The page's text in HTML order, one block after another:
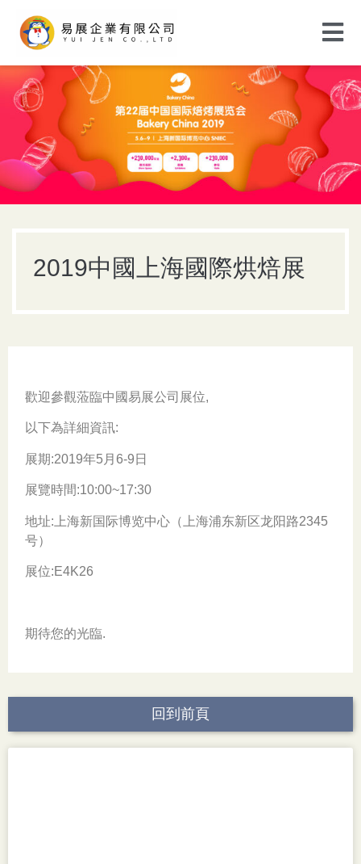
2019中國上海國際烘焙展
歡迎參觀蒞臨中國易展公司展位,
以下為詳細資訊:
展期:2019年5月6-9日
展覽時間:10:00~17:30
地址:上海新国际博览中心（上海浦东新区龙阳路2345
号）
展位:E4K26
期待您的光臨.
回到前頁